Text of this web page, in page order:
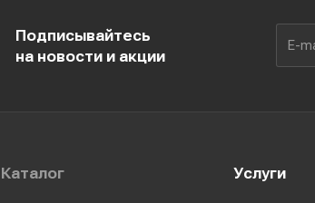
Подписывайтесь
на новости и акции
Каталог Услуги